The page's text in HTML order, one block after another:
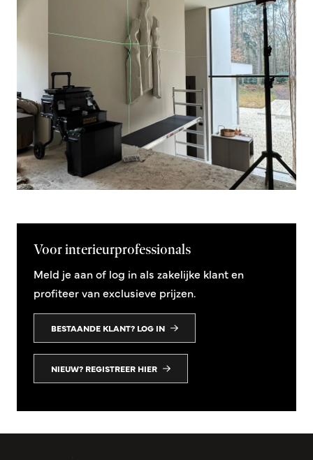
Voor interieurprofessionals
Meld je aan of log in als zakelijke klant en
profiteer van exclusieve prijzen.
BESTAANDE KLANT? LOG IN
NIEUW? REGISTREER HIER